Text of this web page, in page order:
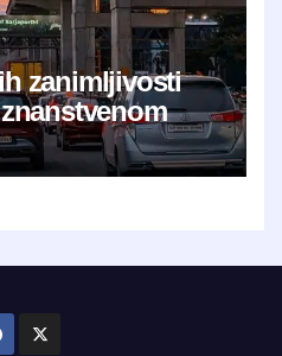
zanimljivosti